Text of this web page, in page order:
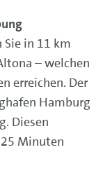
Sie in 11 km
– welchen
erreichen. Der
Hamburg
Diesen
Minuten